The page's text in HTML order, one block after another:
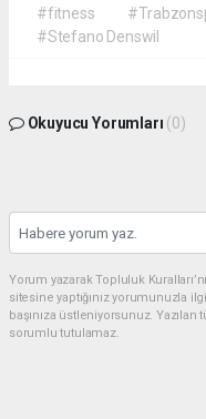
#fitness
#Stefano Denswil
Okuyucu Yorumları (0)
Yorum yazarak Topluluk
sitesine yaptığınız yorumunuzla
başınıza üstleniyorsunuz.
sorumlu tutulamaz.